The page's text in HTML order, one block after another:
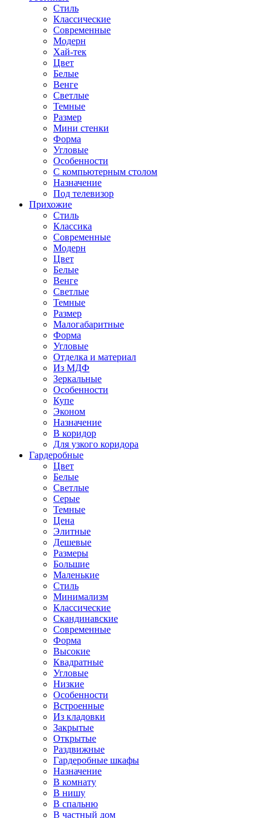
Стиль
Классические
Современные
Модерн
Хай-тек
Цвет
Белые
Венге
Светлые
Темные
Размер
Мини стенки
Форма
Угловые
Особенности
С компьютерным столом
Назначение
Под телевизор
Прихожие
Стиль
Классика
Современные
Модерн
Цвет
Белые
Венге
Светлые
Темные
Размер
Малогабаритные
Форма
Угловые
Отделка и материал
Из МДФ
Зеркальные
Особенности
Купе
Эконом
Назначение
В коридор
Для узкого коридора
Гардеробные
Цвет
Белые
Светлые
Серые
Темные
Цена
Элитные
Дешевые
Размеры
Большие
Маленькие
Стиль
Минимализм
Классические
Скандинавские
Современные
Форма
Высокие
Квадратные
Угловые
Низкие
Особенности
Встроенные
Из кладовки
Закрытые
Открытые
Раздвижные
Гардеробные шкафы
Назначение
В комнату
В нишу
В спальню
В частный дом